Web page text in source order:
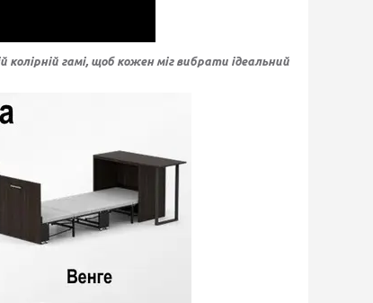
колірній гамі, щоб кожен міг вибрати ідеальний